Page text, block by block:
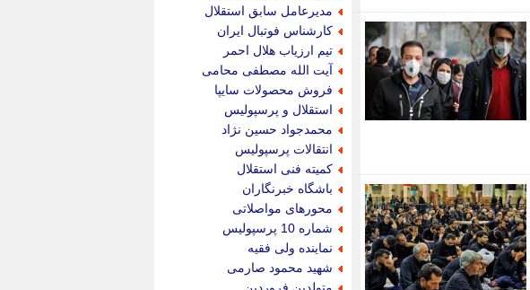
مدیرعامل سابق استقلال
کارشناس فوتبال ایران
تیم ارزیاب هلال احمر
آیت الله مصطفی محامی
فروش محصولات سایپا
استقلال و پرسپولیس
محمدجواد حسین نژاد
انتقالات پرسپولیس
کمیته فنی استقلال
باشگاه خبرنگاران
محورهای مواصلاتی
شماره 10 پرسپولیس
نماینده ولی فقیه
شهید محمود صارمی